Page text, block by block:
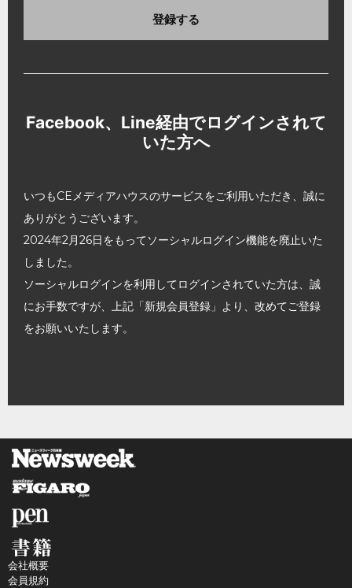
登録する
Facebook、Line経由でログインされて
いた方へ
いつもCEメディアハウスのサービスをご利用いただき、誠に
ありがとうございます。
2024年2月26日をもってソーシャルログイン機能を廃止いた
しました。
ソーシャルログインを利用してログインされていた方は、誠
にお手数ですが、上記「新規会員登録」より、改めてご登録
をお願いいたします。
会社概要
会員規約